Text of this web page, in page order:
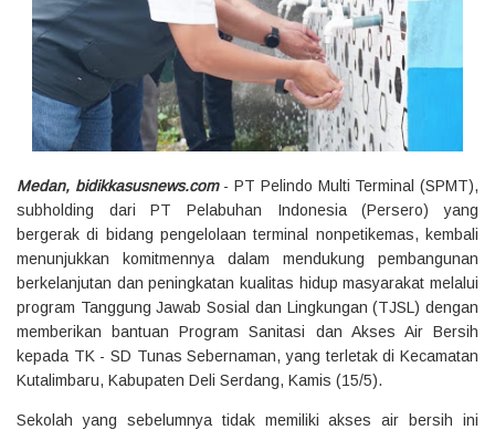
Medan, bidikkasusnews.com- PT Pelindo Multi Terminal (SPMT),
subholding dari PT Pelabuhan Indonesia (Persero) yang
bergerak di bidang pengelolaan terminal nonpetikemas, kembali
menunjukkan komitmennya dalam mendukung pembangunan
berkelanjutan dan peningkatan kualitas hidup masyarakat melalui
program Tanggung Jawab Sosial dan Lingkungan (TJSL) dengan
memberikan bantuan Program Sanitasi dan Akses Air Bersih
kepada TK - SD Tunas Sebernaman, yang terletak di Kecamatan
Kutalimbaru, Kabupaten Deli Serdang, Kamis (15/5).
Sekolah yang sebelumnya tidak memiliki akses air bersih ini